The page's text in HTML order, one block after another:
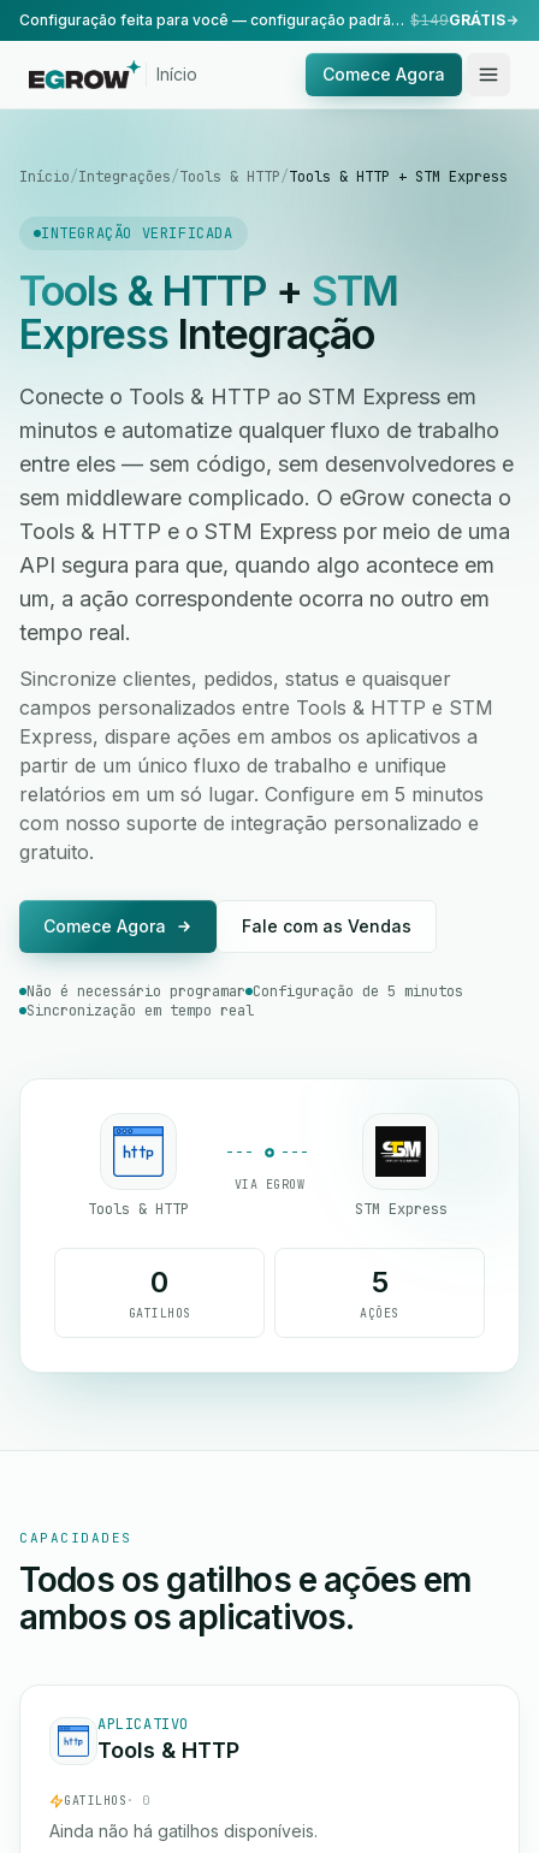
Configuração feita para você — configuração padrão, realizada pela nossa equipe. $149GRÁTIS
Início Comece Agora
Início/Integrações/Tools & HTTP/Tools & HTTP + STM Express
INTEGRAÇÃO VERIFICADA
Tools & HTTP+ STM
ExpressIntegração
Conecte o Tools & HTTP ao STM Express em
minutos e automatize qualquer fluxo de trabalho
entre eles — sem código, sem desenvolvedores e
sem middleware complicado. O eGrow conecta o
Tools & HTTP e o STM Express por meio de uma
API segura para que, quando algo acontece em
um, a ação correspondente ocorra no outro em
tempo real.
Sincronize clientes, pedidos, status e quaisquer
campos personalizados entre Tools & HTTP e STM
Express, dispare ações em ambos os aplicativos a
partir de um único fluxo de trabalho e unifique
relatórios em um só lugar. Configure em 5 minutos
com nosso suporte de integração personalizado e
gratuito.
Comece Agora Fale com as Vendas
Não é necessário programar Configuração de 5 minutos
Sincronização em tempo real
Tools & HTTP
VIA EGROW
STM Express
0
GATILHOS
5
AÇÕES
CAPACIDADES
Todos os gatilhos e ações em
ambos os aplicativos.
APLICATIVO
Tools & HTTP
GATILHOS · 0
Ainda não há gatilhos disponíveis.